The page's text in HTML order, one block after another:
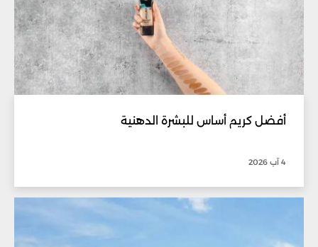
أفضل كريم أساس للبشرة الدهنية
4 آب 2026